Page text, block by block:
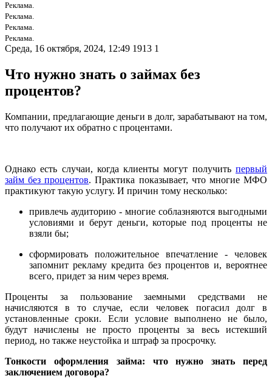
Реклама.
Реклама.
Реклама.
Реклама.
Среда, 16 октября, 2024, 12:49 1913 1
Что нужно знать о займах без
процентов?
Компании, предлагающие деньги в долг, зарабатывают на том,
что получают их обратно с процентами.
Однако есть случаи, когда клиенты могут получить первый
займ без процентов. Практика показывает, что многие МФО
практикуют такую услугу. И причин тому несколько:
привлечь аудиторию - многие соблазняются выгодными
условиями и берут деньги, которые под проценты не
взяли бы;
сформировать положительное впечатление - человек
запомнит рекламу кредита без процентов и, вероятнее
всего, придет за ним через время.
Проценты за пользование заемными средствами не
начисляются в то случае, если человек погасил долг в
установленные сроки. Если условие выполнено не было,
будут начислены не просто проценты за весь истекший
период, но также неустойка и штраф за просрочку.
Тонкости оформления займа: что нужно знать перед
заключением договора?